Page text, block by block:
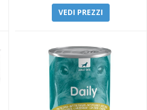
VEDI PREZZI